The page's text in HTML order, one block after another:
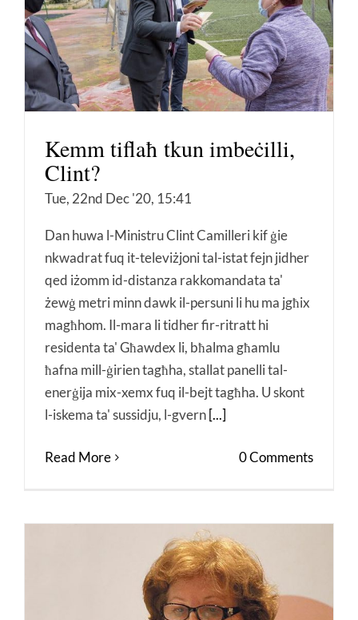
Kemm tiflaħ tkun imbeċilli,
Clint?
Tue, 22nd Dec '20, 15:41
Dan huwa l-Ministru Clint Camilleri kif ġie
nkwadrat fuq it-televiżjoni tal-istat fejn jidher
qed iżomm id-distanza rakkomandata ta'
żewġ metri minn dawk il-persuni li hu ma jgħix
magħhom. Il-mara li tidher fir-ritratt hi
residenta ta' Għawdex li, bħalma għamlu
ħafna mill-ġirien tagħha, stallat panelli tal-
enerġija mix-xemx fuq il-bejt tagħha. U skont
l-iskema ta' sussidju, l-gvern [...]
Read More 0 Comments